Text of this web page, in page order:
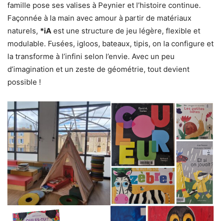
famille pose ses valises à Peynier et l’histoire continue.
Façonnée à la main avec amour à partir de matériaux
naturels, *iA est une structure de jeu légère, flexible et
modulable. Fusées, igloos, bateaux, tipis, on la configure et
la transforme à l’infini selon l’envie. Avec un peu
d’imagination et un zeste de géométrie, tout devient
possible !